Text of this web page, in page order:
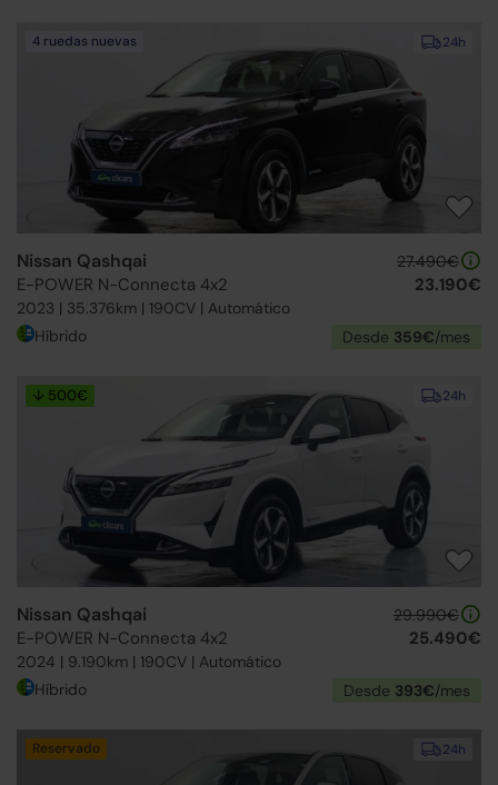
24h
4 ruedas nuevas
Nissan Qashqai
E-POWER N-Connecta 4x2
2023 | 35.376km | 190CV | Automático
27.490€
23.190€
Híbrido Desde 359€/mes
24h
↓ 500€
Nissan Qashqai
E-POWER N-Connecta 4x2
2024 | 9.190km | 190CV | Automático
29.990€
25.490€
Híbrido Desde 393€/mes
24h
Reservado